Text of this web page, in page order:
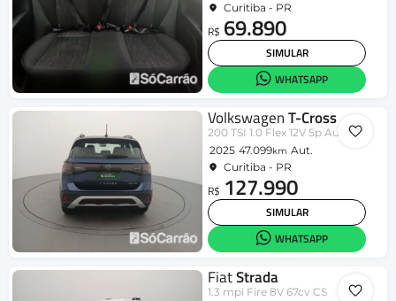
Curitiba - PR
R$ 69.890
SIMULAR
WHATSAPP
VolkswagenT-Cross
200 TSI 1.0 Flex 12V 5p Aut.
2025 47.099km Aut.
Curitiba - PR
R$ 127.990
SIMULAR
WHATSAPP
FiatStrada
1.3 mpi Fire 8V 67cv CS